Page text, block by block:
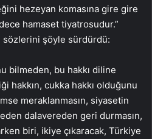
hezeyan komasına gire gire
hamaset tiyatrosudur.”
sözlerini şöyle sürdürdü:
bilmeden, bu hakkı diline
hakkın, cukka hakkı olduğunu
meraklanmasın, siyasetin
dalavereden geri durmasın,
biri, ikiye çıkaracak, Türkiye